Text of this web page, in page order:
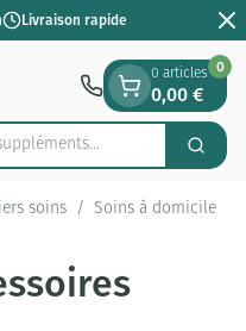
Livraison rapide
0 articles
0,00 €
0
soins / Soins à domicile